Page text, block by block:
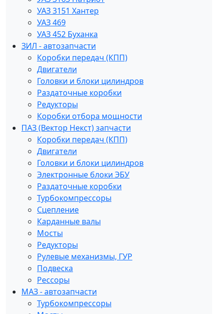
УАЗ 3151 Хантер
УАЗ 469
УАЗ 452 Буханка
ЗИЛ - автозапчасти
Коробки передач (КПП)
Двигатели
Головки и блоки цилиндров
Раздаточные коробки
Редукторы
Коробки отбора мощности
ПАЗ (Вектор Некст) запчасти
Коробки передач (КПП)
Двигатели
Головки и блоки цилиндров
Электронные блоки ЭБУ
Раздаточные коробки
Турбокомпрессоры
Сцепление
Карданные валы
Мосты
Редукторы
Рулевые механизмы, ГУР
Подвеска
Рессоры
МАЗ - автозапчасти
Турбокомпрессоры